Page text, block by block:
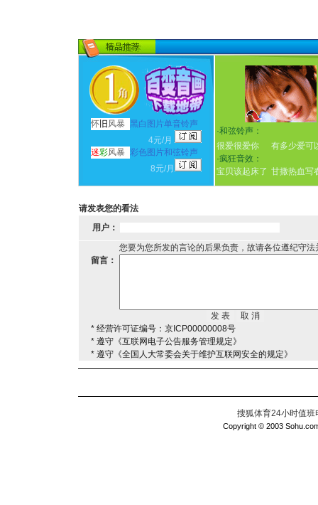
怀 旧 风暴
黑白图片单音铃声
4元/月
迷彩风暴 彩色图片和弦铃声
8元/月
·和弦铃声：
很爱很爱你
有多少爱可
·疯狂音效：
宝贝该起床了 甘撒热血写
请发表您的看法
用户：
您要为您所发的言论的后果负责，故请各位遵纪守
留言：
* 经营许可证编号：京ICP00000008号
* 遵守《互联网电子公告服务管理规定》
* 遵守《全国人大常委会关于维护互联网安全的规定》
搜狐体育24小时值
Copyright © 2003